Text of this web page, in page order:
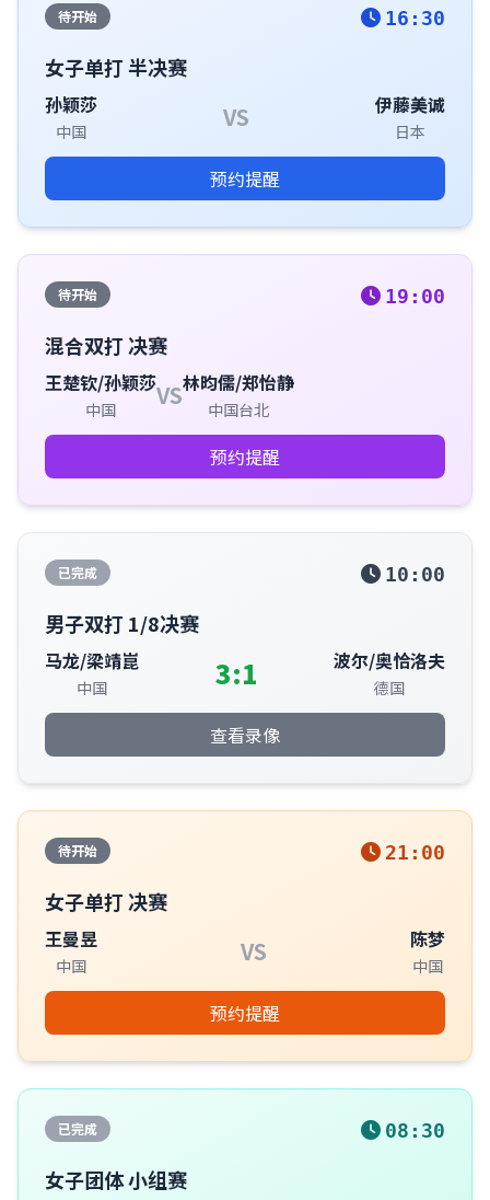
待开始 16:30
女子单打 半决赛
孙颖莎
中国 VS 伊藤美诚
日本
预约提醒
待开始 19:00
混合双打 决赛
王楚钦/孙颖莎
中国 VS林昀儒/郑怡静
中国台北
预约提醒
已完成 10:00
男子双打 1/8决赛
马龙/梁靖崑
中国 3:1 波尔/奥恰洛夫
德国
查看录像
待开始 21:00
女子单打 决赛
王曼昱
中国 VS 陈梦
中国
预约提醒
已完成 08:30
女子团体 小组赛